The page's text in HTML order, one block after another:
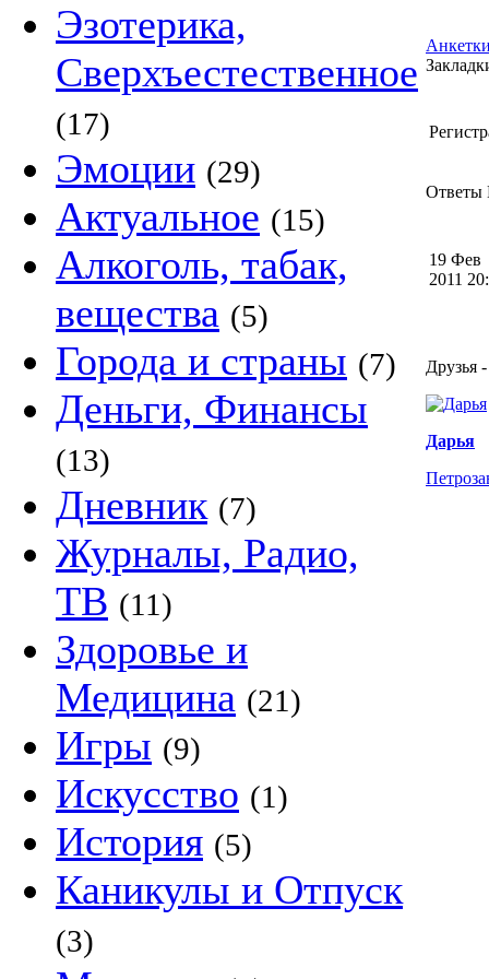
Эзотерика,
Сверхъестественное
(17)
Эмоции (29)
Актуальное (15)
Алкоголь, табак,
вещества (5)
Города и страны (7)
Деньги, Финансы
(13)
Дневник (7)
Журналы, Радио,
ТВ (11)
Здоровье и
Медицина (21)
Игры (9)
Искусство (1)
История (5)
Каникулы и Отпуск
(3)
Ответы
19 Фев
2011
Друзья
Дарья